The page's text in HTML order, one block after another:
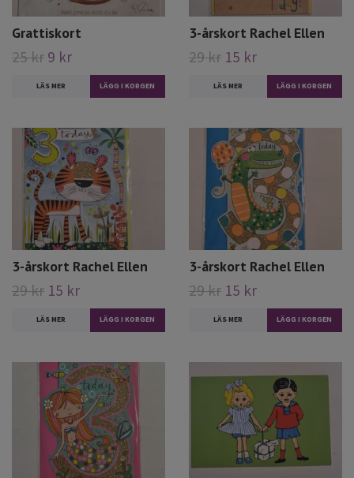
Grattiskort
25 kr 9 kr
LÄS MER
3-årskort Rachel Ellen
29 kr 15 kr
LÄS MER
3-årskort Rachel Ellen
29 kr 15 kr
LÄS MER
3-årskort Rachel Ellen
29 kr 15 kr
LÄS MER